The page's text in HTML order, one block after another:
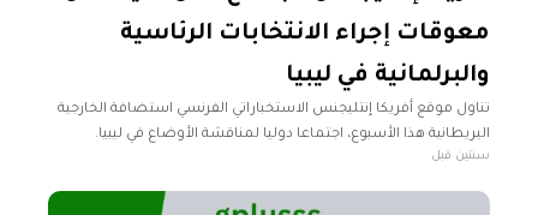
معوقات إجراء الانتخابات الرئاسية
والبرلمانية في ليبيا
تناول موقع أفريكا إنتليجنس الاستخباراتي الفرنسي استضافة الخارجية
البريطانية هذا الأسبوع، اجتماعا دوليا لمناقشة الأوضاع في ليبيا.
وأوضح الموقع في تقرير له، أن وكالة ويلتون بارك التابعة لوزارة
سنتين قبل